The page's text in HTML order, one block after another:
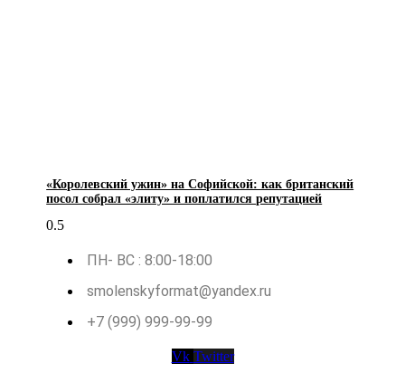
«Королевский ужин» на Софийской: как британский
посол собрал «элиту» и поплатился репутацией
ПН- ВС : 8:00-18:00
smolenskyformat@yandex.ru
+7 (999) 999-99-99
Vk Twitter